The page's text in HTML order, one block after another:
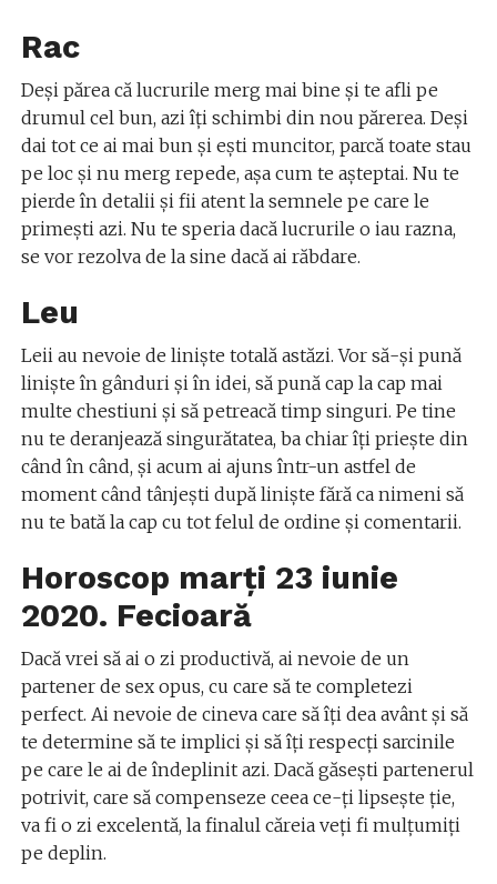
Rac
Deși părea că lucrurile merg mai bine și te afli pe
drumul cel bun, azi îți schimbi din nou părerea. Deși
dai tot ce ai mai bun și ești muncitor, parcă toate stau
pe loc și nu merg repede, așa cum te așteptai. Nu te
pierde în detalii și fii atent la semnele pe care le
primești azi. Nu te speria dacă lucrurile o iau razna,
se vor rezolva de la sine dacă ai răbdare.
Leu
Leii au nevoie de liniște totală astăzi. Vor să-și pună
liniște în gânduri și în idei, să pună cap la cap mai
multe chestiuni și să petreacă timp singuri. Pe tine
nu te deranjează singurătatea, ba chiar îţi prieşte din
când în când, şi acum ai ajuns într-un astfel de
moment când tânjeşti după linişte fără ca nimeni să
nu te bată la cap cu tot felul de ordine și comentarii.
Horoscop marți 23 iunie
2020. Fecioară
Dacă vrei să ai o zi productivă, ai nevoie de un
partener de sex opus, cu care să te completezi
perfect. Ai nevoie de cineva care să îți dea avânt și să
te determine să te implici și să îți respecți sarcinile
pe care le ai de îndeplinit azi. Dacă găseşti partenerul
potrivit, care să compenseze ceea ce-ţi lipseşte ţie,
va fi o zi excelentă, la finalul căreia veți fi mulțumiți
pe deplin.